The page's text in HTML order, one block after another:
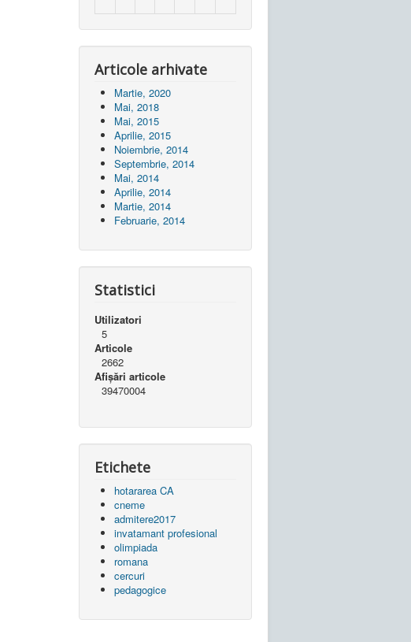
Articole arhivate
Martie, 2020
Mai, 2018
Mai, 2015
Aprilie, 2015
Noiembrie, 2014
Septembrie, 2014
Mai, 2014
Aprilie, 2014
Martie, 2014
Februarie, 2014
Statistici
Utilizatori
5
Articole
2662
Afișări articole
39470004
Etichete
hotararea CA
cneme
admitere2017
invatamant profesional
olimpiada
romana
cercuri
pedagogice